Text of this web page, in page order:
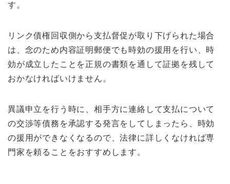
す。
リンク債権回収側から支払督促が取り下げられた場合
は、念のため内容証明郵便でも時効の援用を行い、時
効が成立したことを正規の書類を通して証拠を残して
おかなければいけません。
異議申立を行う時に、相手方に連絡して支払について
の交渉等債務を承認する発言をしてしまったら、時効
の援用ができなくなるので、法律に詳しくなければ専
門家を頼ることをおすすめします。